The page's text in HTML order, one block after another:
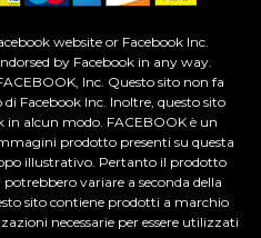
website or Facebook Inc.
by Facebook in any way.
Inc. Questo sito non fa
Facebook Inc. Inoltre, questo sito
in alcun modo. FACEBOOK è un
prodotto presenti su questa
illustrativo. Pertanto il prodotto
variare a seconda della
sito contiene prodotti a marchio
necessarie per essere utilizzati